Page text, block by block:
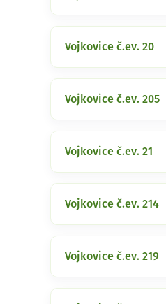
Vojkovice č.ev. 20
Vojkovice č.ev. 205
Vojkovice č.ev. 21
Vojkovice č.ev. 214
Vojkovice č.ev. 219